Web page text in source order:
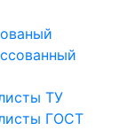
ТУ
ГОСТ